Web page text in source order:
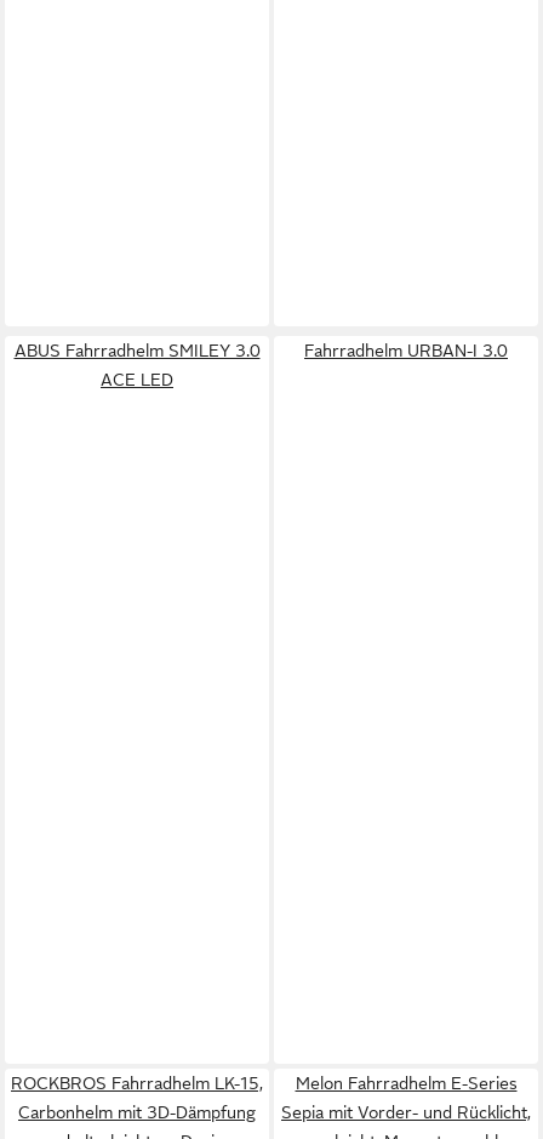
ABUS Fahrradhelm SMILEY 3.0
ACE LED
Fahrradhelm URBAN-I 3.0
ROCKBROS Fahrradhelm LK-15,
Carbonhelm mit 3D-Dämpfung
Melon Fahrradhelm E-Series
Sepia mit Vorder- und Rücklicht,